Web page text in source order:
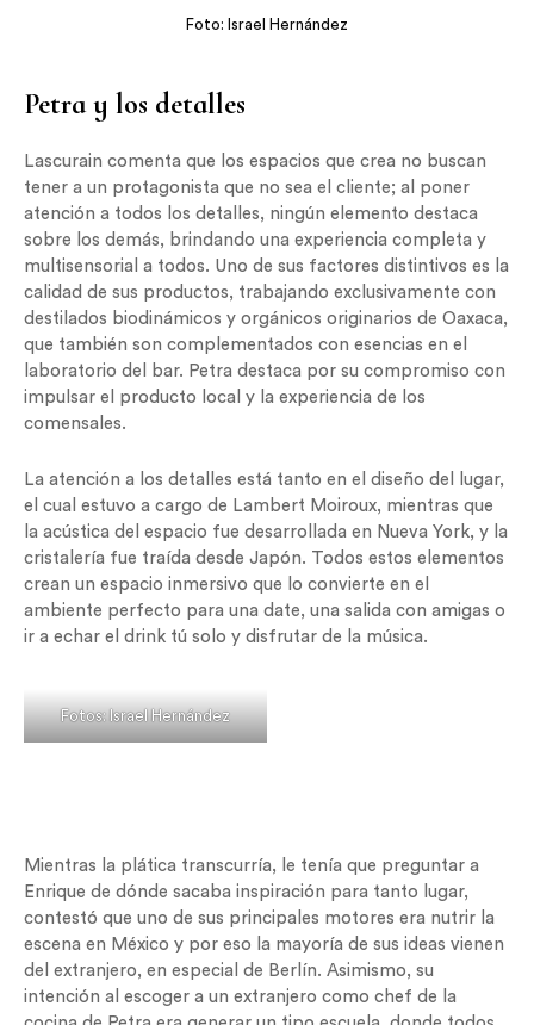
Foto: Israel Hernández
Petra y los detalles
Lascurain comenta que los espacios que crea no buscan
tener a un protagonista que no sea el cliente; al poner
atención a todos los detalles, ningún elemento destaca
sobre los demás, brindando una experiencia completa y
multisensorial a todos. Uno de sus factores distintivos es la
calidad de sus productos, trabajando exclusivamente con
destilados biodinámicos y orgánicos originarios de Oaxaca,
que también son complementados con esencias en el
laboratorio del bar. Petra destaca por su compromiso con
impulsar el producto local y la experiencia de los
comensales.
La atención a los detalles está tanto en el diseño del lugar,
el cual estuvo a cargo de Lambert Moiroux, mientras que
la acústica del espacio fue desarrollada en Nueva York, y la
cristalería fue traída desde Japón. Todos estos elementos
crean un espacio inmersivo que lo convierte en el
ambiente perfecto para una date, una salida con amigas o
ir a echar el drink tú solo y disfrutar de la música.
Fotos: Israel Hernández
Mientras la plática transcurría, le tenía que preguntar a
Enrique de dónde sacaba inspiración para tanto lugar,
contestó que uno de sus principales motores era nutrir la
escena en México y por eso la mayoría de sus ideas vienen
del extranjero, en especial de Berlín. Asimismo, su
intención al escoger a un extranjero como chef de la